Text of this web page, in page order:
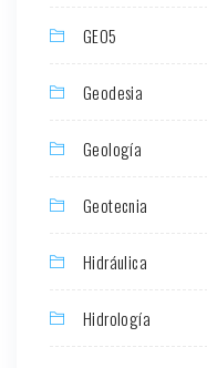
GEO5
Geodesia
Geología
Geotecnia
Hidráulica
Hidrología